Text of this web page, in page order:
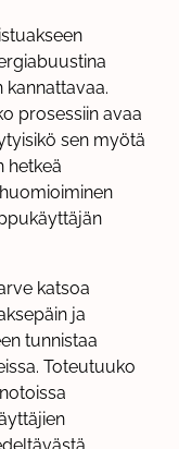
prosessiin avaa
sen myötä
hetkeä
katsoa
ja
tunnistaa
Toteutuuko